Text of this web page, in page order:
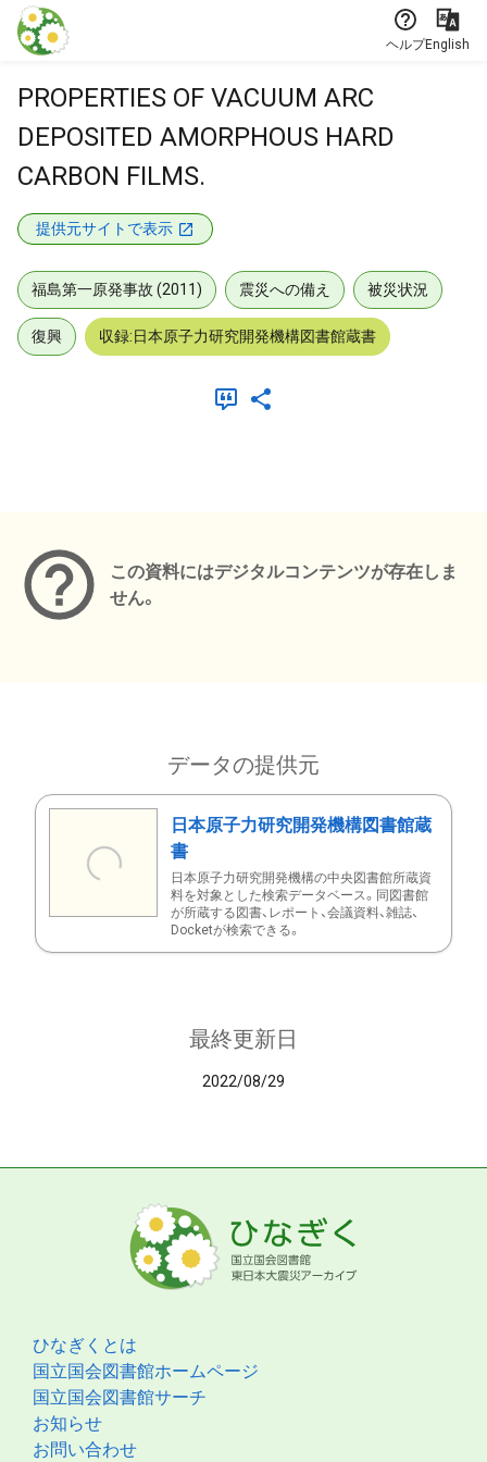
本文に飛ぶ
ヘルプEnglish
PROPERTIES OF VACUUM ARC
DEPOSITED AMORPHOUS HARD
CARBON FILMS.
提供元サイトで表示
福島第一原発事故 (2011) 震災への備え 被災状況
復興 収録:日本原子力研究開発機構図書館蔵書
この資料にはデジタルコンテンツが存在しま
せん。
データの提供元
日本原子力研究開発機構図書館蔵
書
日本原子力研究開発機構の中央図書館所蔵資
料を対象とした検索データベース。同図書館
が所蔵する図書、レポート、会議資料、雑誌、
Docketが検索できる。
最終更新日
2022/08/29
ひなぎくとは
国立国会図書館ホームページ
国立国会図書館サーチ
お知らせ
お問い合わせ